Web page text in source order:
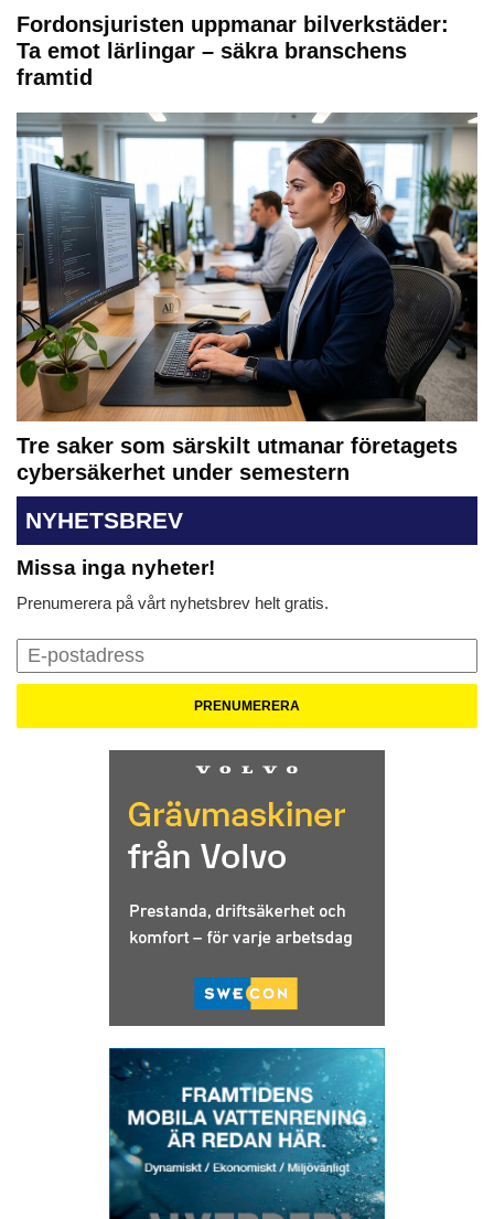
Fordonsjuristen uppmanar bilverkstäder:
Ta emot lärlingar – säkra branschens
framtid
Tre saker som särskilt utmanar företagets
cybersäkerhet under semestern
NYHETSBREV
Missa inga nyheter!
Prenumerera på vårt nyhetsbrev helt gratis.